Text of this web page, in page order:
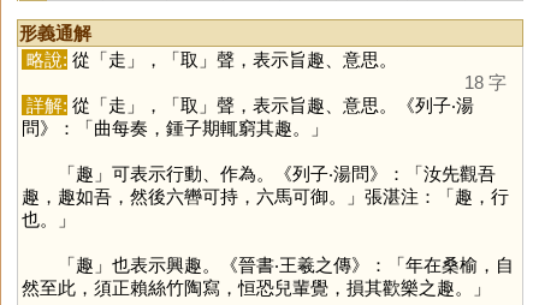
形義通解
略說: 從「走 」，「取 」聲，表示旨趣、意思。
18 字
詳解: 從「走 」，「取 」聲，表示旨趣、意思。《列子‧湯
問》：「曲每奏，鍾子期輒窮其趣。」
「趣 」可表示行動、作為。《列子‧湯問》：「汝先觀吾
趣，趣如吾，然後六轡可持，六馬可御。」張湛注：「趣，行
也。」
「趣 」也表示興趣。《晉書‧王羲之傳》：「年在桑榆，自
然至此，須正賴絲竹陶寫，恒恐兒輩覺，損其歡樂之趣。」